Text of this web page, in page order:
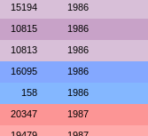
15194 1986
10815 1986
10813 1986
16095 1986
158 1986
20347 1987